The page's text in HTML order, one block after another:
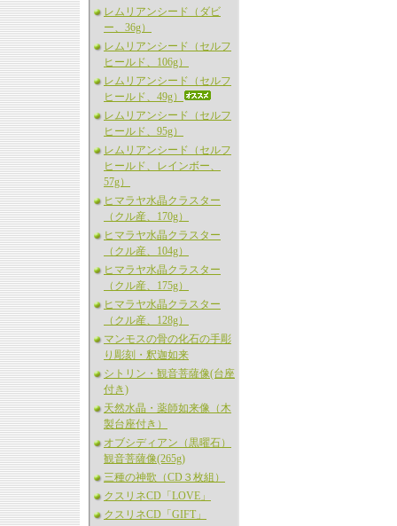
レムリアンシード（ダビ
ー、36g）
レムリアンシード（セルフ
ヒールド、106g）
レムリアンシード（セルフ
ヒールド、49g）
レムリアンシード（セルフ
ヒールド、95g）
レムリアンシード（セルフ
ヒールド、レインボー、
57g）
ヒマラヤ水晶クラスター
（クル産、170g）
ヒマラヤ水晶クラスター
（クル産、104g）
ヒマラヤ水晶クラスター
（クル産、175g）
ヒマラヤ水晶クラスター
（クル産、128g）
マンモスの骨の化石の手彫
り彫刻・釈迦如来
シトリン・観音菩薩像(台座
付き)
天然水晶・薬師如来像（木
製台座付き）
オブシディアン（黒曜石）
観音菩薩像(265g)
三種の神歌（CD３枚組）
クスリネCD「LOVE」
クスリネCD「GIFT」